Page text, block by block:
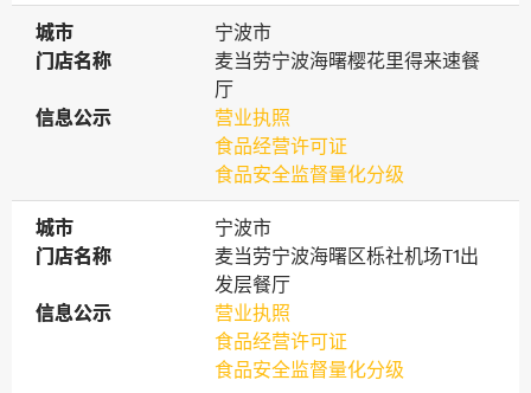
城市
城市
宁波市
门店名称
门店名称
麦当劳宁波海曙樱花里得来速餐
厅
信息公示
信息公示
营业执照
食品经营许可证
食品安全监督量化分级
城市
城市
宁波市
门店名称
门店名称
麦当劳宁波海曙区栎社机场T1出
发层餐厅
信息公示
信息公示
营业执照
食品经营许可证
食品安全监督量化分级